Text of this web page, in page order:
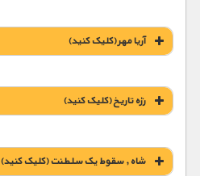
1900 تومان – دانلود قسمت 1 (افزودن به سبد خريد)
1900 تومان – خرید لینک دانلود (افزودن به سبد خريد)
آریا مهر (کليک کنيد)
1900 تومان – دانلود قسمت 1 (افزودن به سبد خريد)
رژه تاریخ (کليک کنيد)
شاه , سقوط یک سلطنت (کليک کنيد)